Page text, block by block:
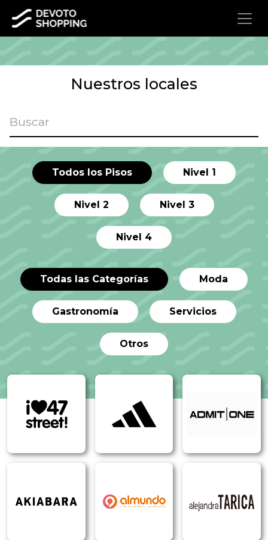
Nuestros locales
Todos los Pisos Nivel 1
Nivel 2 Nivel 3
Nivel 4
Todas las Categorías Moda
Gastronomía Servicios
Otros